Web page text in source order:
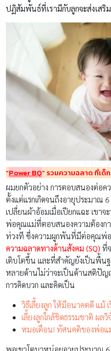
ปฏิสัมพันธ์ที่เรามีกับลูกจะส่งเสริม
“Power BQ” รวมความฉลาด ที่เด็
ผมยกตัวอย่าง การตอบสนองต่อค
ตั้งแต่แรกเกิดจนถึงอายุประมาณ
เปลี่ยนผ้าอ้อมเมื่อเปียกแฉะ เข
พ่อคุณแม่ที่ตอบสนองความต้องกา
ท่วงที ซึ่งความผูกพันที่มีต่อคุณพ่
ความฉลาดทางด้านสังคม (SQ) ที่
เติบโตขึ้น และที่สำคัญยังเป็นพื้น
หลายด้านไม่ว่าจะเป็นด้านสติปั
การคิดบวก และคิดเป็น
วิธีเลี้ยงลูก ให้มีอนาคตดี แม้ เ
เลี้ยงลูกใกล้ชิดธรรมชาติ ผล
หมอเตือน! ทัศนคติของพ่อแม่